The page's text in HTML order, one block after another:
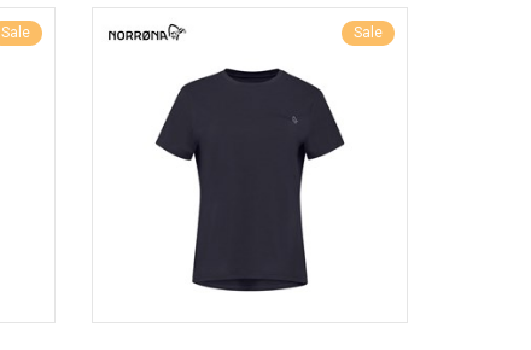
Sale Sale